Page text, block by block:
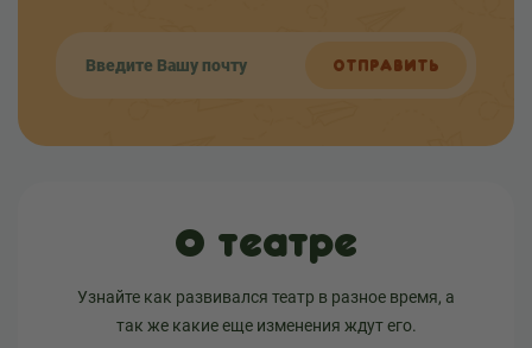
ОТПРАВИТЬ
О театре
Узнайте как развивался театр в разное время, а
так же какие еще изменения ждут его.